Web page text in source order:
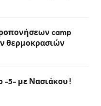
camp
θερμοκρασιών
-5- με Νασιάκου !